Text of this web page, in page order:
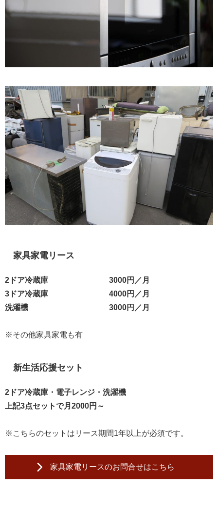
家具家電リース
2ドア冷蔵庫
3000円／月
3ドア冷蔵庫
4000円／月
洗濯機
3000円／月
※その他家具家電も有
新生活応援セット
2ドア冷蔵庫・電子レンジ・洗濯機
上記3点セットで月2000円～
※こちらのセットはリース期間1年以上が必須です。
家具家電リースのお問合せはこちら